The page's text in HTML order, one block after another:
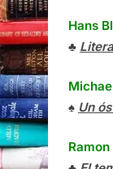
Hans
♣
♠ Un